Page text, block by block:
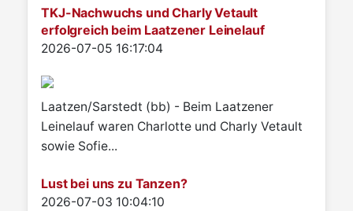
TKJ-Nachwuchs und Charly Vetault
erfolgreich beim Laatzener Leinelauf
Details
2026-07-05 16:17:04
Laatzen/Sarstedt (bb) - Beim Laatzener
Leinelauf waren Charlotte und Charly Vetault
sowie Sofie...
Lust bei uns zu Tanzen?
Details
2026-07-03 10:04:10